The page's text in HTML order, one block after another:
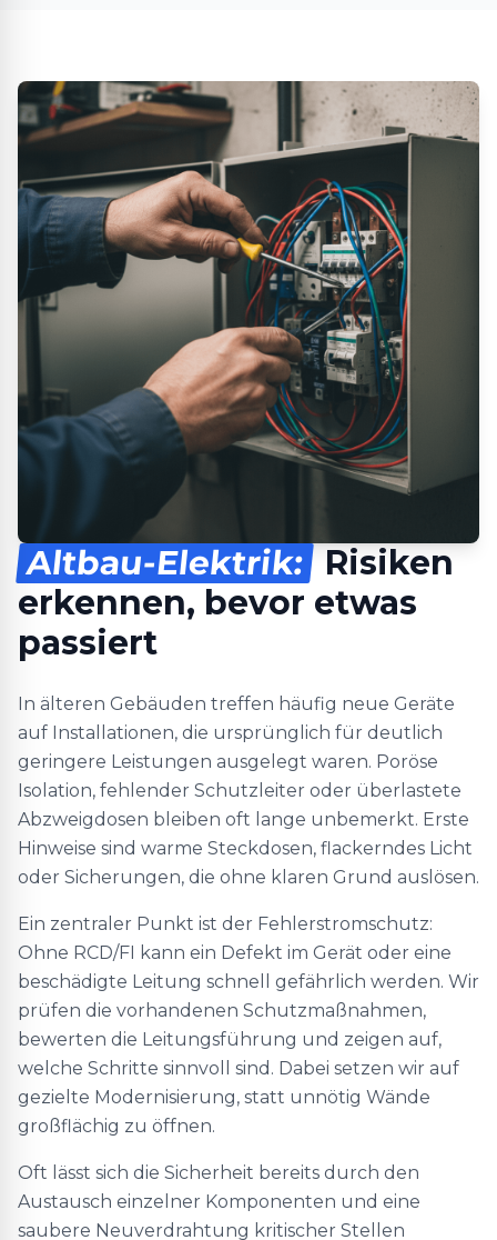
Altbau-Elektrik: Risiken
erkennen, bevor etwas
passiert
In älteren Gebäuden treffen häufig neue Geräte
auf Installationen, die ursprünglich für deutlich
geringere Leistungen ausgelegt waren. Poröse
Isolation, fehlender Schutzleiter oder überlastete
Abzweigdosen bleiben oft lange unbemerkt. Erste
Hinweise sind warme Steckdosen, flackerndes Licht
oder Sicherungen, die ohne klaren Grund auslösen.
Ein zentraler Punkt ist der Fehlerstromschutz:
Ohne RCD/FI kann ein Defekt im Gerät oder eine
beschädigte Leitung schnell gefährlich werden. Wir
prüfen die vorhandenen Schutzmaßnahmen,
bewerten die Leitungsführung und zeigen auf,
welche Schritte sinnvoll sind. Dabei setzen wir auf
gezielte Modernisierung, statt unnötig Wände
großflächig zu öffnen.
Oft lässt sich die Sicherheit bereits durch den
Austausch einzelner Komponenten und eine
saubere Neuverdrahtung kritischer Stellen